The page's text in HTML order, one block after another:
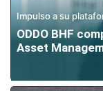
Impulso a su
ODDO BHF
Asset